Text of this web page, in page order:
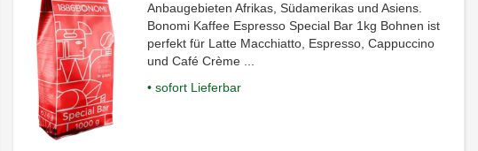
Anbaugebieten Afrikas, Südamerikas und Asiens.
Bonomi Kaffee Espresso Special Bar 1kg Bohnen ist
perfekt für Latte Macchiatto, Espresso, Cappuccino
und Café Crème ...
• sofort Lieferbar